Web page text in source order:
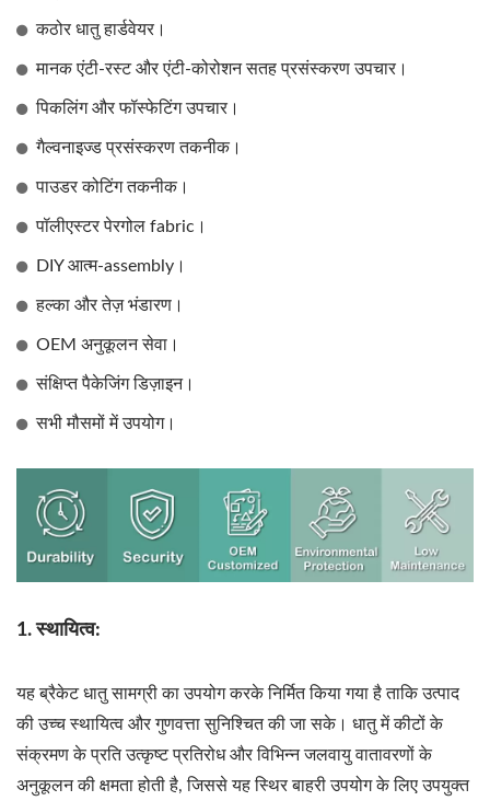
कठोर धातु हार्डवेयर।
मानक एंटी-रस्ट और एंटी-कोरोशन सतह प्रसंस्करण उपचार।
पिकलिंग और फॉस्फेटिंग उपचार।
गैल्वनाइज्ड प्रसंस्करण तकनीक।
पाउडर कोटिंग तकनीक।
पॉलीएस्टर पेरगोल fabric।
DIY आत्म-assembly।
हल्का और तेज़ भंडारण।
OEM अनुकूलन सेवा।
संक्षिप्त पैकेजिंग डिज़ाइन।
सभी मौसमों में उपयोग।
1. स्थायित्व:
यह ब्रैकेट धातु सामग्री का उपयोग करके निर्मित किया गया है ताकि उत्पाद
की उच्च स्थायित्व और गुणवत्ता सुनिश्चित की जा सके। धातु में कीटों के
संक्रमण के प्रति उत्कृष्ट प्रतिरोध और विभिन्न जलवायु वातावरणों के
अनुकूलन की क्षमता होती है, जिससे यह स्थिर बाहरी उपयोग के लिए उपयुक्त